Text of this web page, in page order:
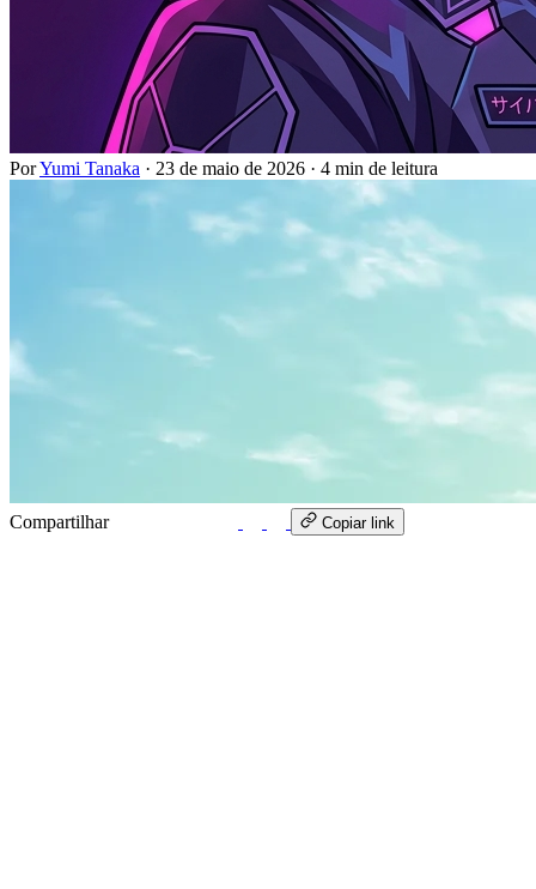
PorYumi Tanaka · 23 de maio de 2026 · 4 min de leitura
Compartilhar Copiar link